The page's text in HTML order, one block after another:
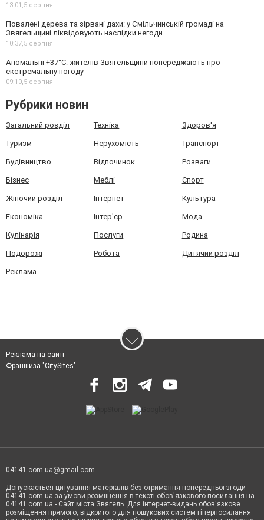
13:01,5 серпня
Повалені дерева та зірвані дахи: у Ємільчинській громаді на
Звягельщині ліквідовують наслідки негоди
10:37,5 серпня
Аномальні +37°C: жителів Звягельщини попереджають про
екстремальну погоду
09:10,5 серпня
Рубрики новин
Загальний розділ Техніка Здоров'я
Туризм Нерухомість Транспорт
Будівництво Відпочинок Розваги
Бізнес Меблі Спорт
Жіночий розділ Інтернет Культура
Економіка Інтер'єр Мода
Кулінарія Послуги Родина
Подорожі Робота Дитячий розділ
Реклама
Реклама на сайті
Франшиза "CitySites"
04141.com.ua@gmail.com
Допускається цитування матеріалів без отримання попередньої згоди
04141.com.ua за умови розміщення в тексті обов'язкового посилання на
04141.com.ua - Сайт міста Звягель. Для інтернет-видань обов'язкове
розміщення прямого, відкритого для пошукових систем гіперпосилання